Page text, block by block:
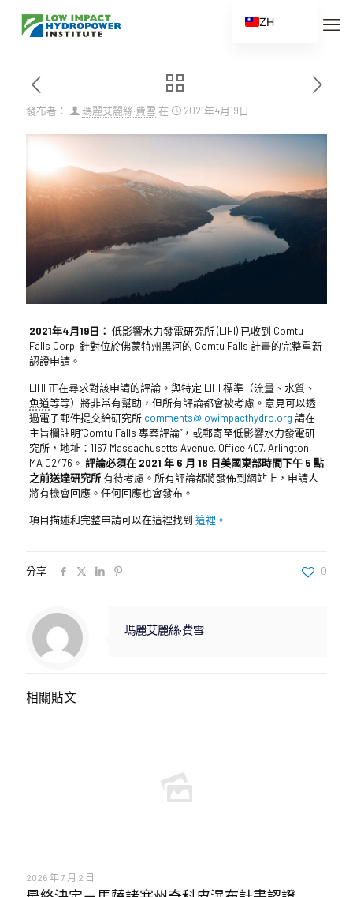
發布者： 瑪麗艾麗絲·費雪 在 2021年4月19日
2021年4月19日： 低影響水力發電研究所 (LIHI) 已收到 Comtu
Falls Corp. 針對位於佛蒙特州黑河的 Comtu Falls 計畫的完整重新
認證申請。
LIHI 正在尋求對該申請的評論。與特定 LIHI 標準（流量、水質、
魚道等等）將非常有幫助，但所有評論都會被考慮。意見可以透
過電子郵件提交給研究所 comments@lowimpacthydro.org 請在
主旨欄註明“Comtu Falls 專案評論”，或郵寄至低影響水力發電研
究所，地址：1167 Massachusetts Avenue, Office 407, Arlington,
MA 02476。 評論必須在 2021 年 6 月 18 日美國東部時間下午 5 點
之前送達研究所有待考慮。所有評論都將發佈到網站上，申請人
將有機會回應。任何回應也會發布。
項目描述和完整申請可以在這裡找到 這裡。
分享 0
瑪麗艾麗絲·費雪
相關貼文
2026 年 7 月 2 日
ZH